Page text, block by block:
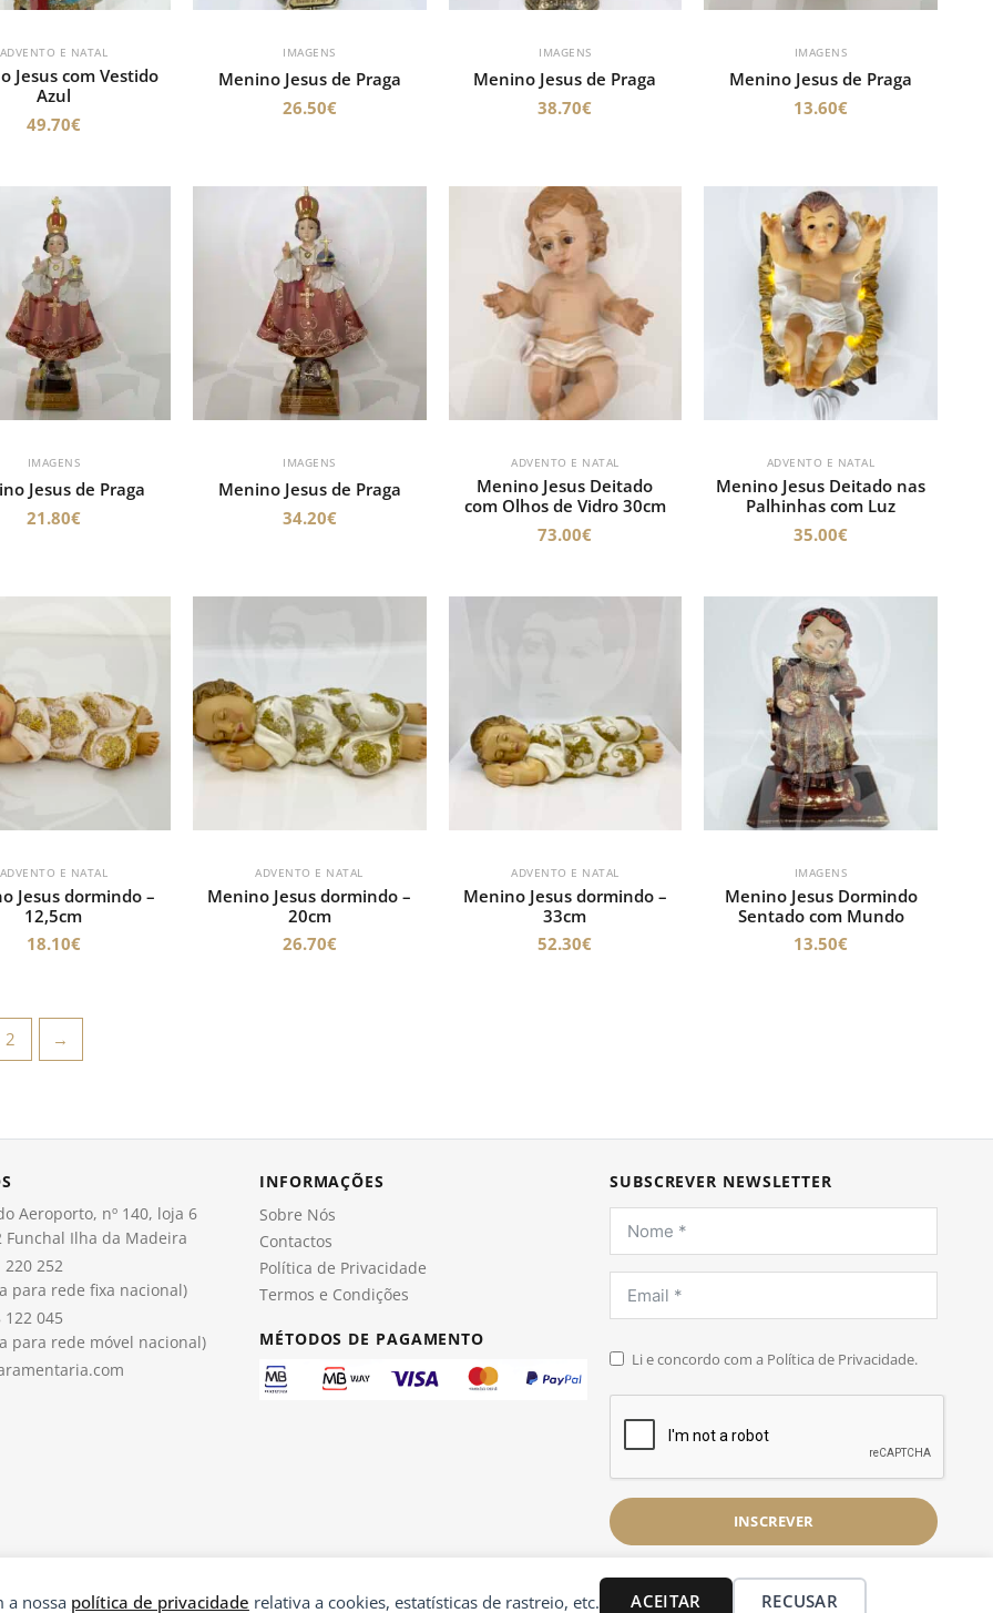
a nossa política de privacidade relativa a cookies, estatísticas de rastreio, etc. ACEITAR RECUSAR
ADVENTO E NATAL
Jesus com Vestido
Azul
49.70€
IMAGENS
Menino Jesus de Praga
26.50€
IMAGENS
Menino Jesus de Praga
38.70€
IMAGENS
Menino Jesus de Praga
13.60€
IMAGENS
Jesus de Praga
21.80€
IMAGENS
Menino Jesus de Praga
34.20€
ADVENTO E NATAL
Menino Jesus Deitado
com Olhos de Vidro 30cm
73.00€
ADVENTO E NATAL
Menino Jesus Deitado nas
Palhinhas com Luz
35.00€
ADVENTO E NATAL
Jesus dormindo –
12,5cm
18.10€
ADVENTO E NATAL
Menino Jesus dormindo –
20cm
26.70€
ADVENTO E NATAL
Menino Jesus dormindo –
33cm
52.30€
IMAGENS
Menino Jesus Dormindo
Sentado com Mundo
13.50€
2 →
Aeroporto, nº 140, loja 6
Funchal Ilha da Madeira
220 252
para rede fixa nacional)
122 045
para rede móvel nacional)
INFORMAÇÕES
Sobre Nós
Contactos
Política de Privacidade
Termos e Condições
MÉTODOS DE PAGAMENTO
SUBSCREVER NEWSLETTER
Li e concordo com a Política de Privacidade.
INSCREVER
®